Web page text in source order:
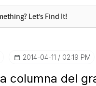
‎2014-04-11 02:19 PM
columna del